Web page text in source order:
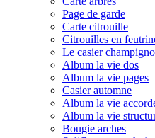
Page de garde
Carte citrouille
Citrouilles en
Le casier
Album la vie dos
Album la vie pages
Casier automne
Album la vie
Album la vie
Bougie arches